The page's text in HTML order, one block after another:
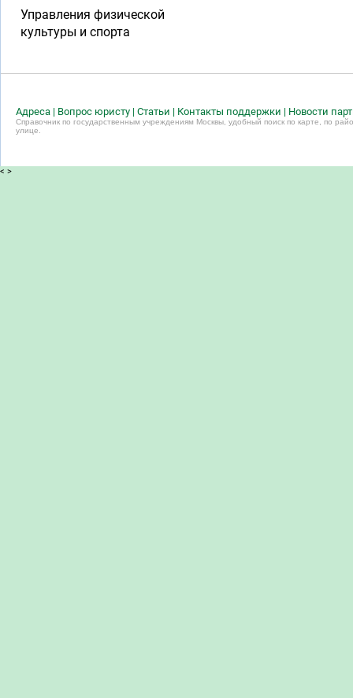
Управления физической
культуры и спорта
Адреса | Вопрос юристу | Статьи | Контакты поддержки | Новости
Справочник по государственным учреждениям Москвы, удобный поиск по карте, по
улице.
< >